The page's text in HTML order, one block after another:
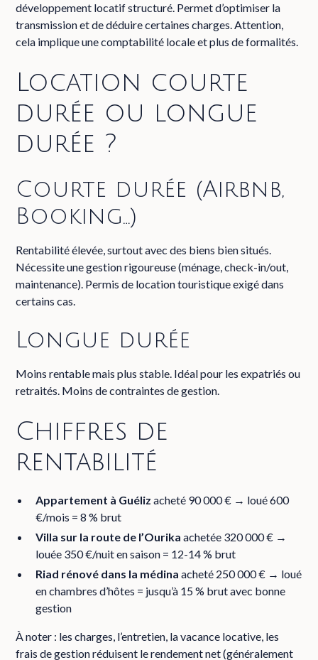
développement locatif structuré. Permet d’optimiser la
transmission et de déduire certaines charges. Attention,
cela implique une comptabilité locale et plus de formalités.
Location courte
durée ou longue
durée ?
Courte durée (Airbnb,
Booking…)
Rentabilité élevée, surtout avec des biens bien situés.
Nécessite une gestion rigoureuse (ménage, check-in/out,
maintenance). Permis de location touristique exigé dans
certains cas.
Longue durée
Moins rentable mais plus stable. Idéal pour les expatriés ou
retraités. Moins de contraintes de gestion.
Chiffres de
rentabilité
Appartement à Guéliz acheté 90 000 € → loué 600
€/mois = 8 % brut
Villa sur la route de l’Ourika achetée 320 000 € →
louée 350 €/nuit en saison = 12-14 % brut
Riad rénové dans la médina acheté 250 000 € → loué
en chambres d’hôtes = jusqu’à 15 % brut avec bonne
gestion
À noter : les charges, l’entretien, la vacance locative, les
frais de gestion réduisent le rendement net (généralement